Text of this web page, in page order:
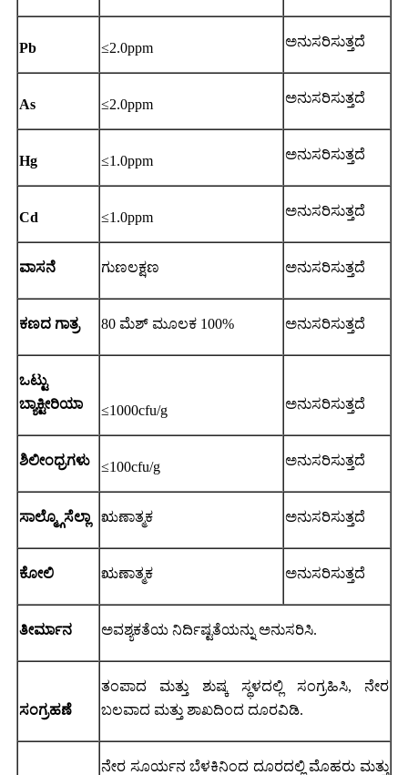
Pb ≤2.0ppm ಅನುಸರಿಸುತ್ತದೆ
As ≤2.0ppm ಅನುಸರಿಸುತ್ತದೆ
Hg ≤1.0ppm ಅನುಸರಿಸುತ್ತದೆ
Cd ≤1.0ppm ಅನುಸರಿಸುತ್ತದೆ
ವಾಸನೆ ಗುಣಲಕ್ಷಣ ಅನುಸರಿಸುತ್ತದೆ
ಕಣದ ಗಾತ್ರ 80 ಮೆಶ್ ಮೂಲಕ 100% ಅನುಸರಿಸುತ್ತದೆ
ಒಟ್ಟು
ಬ್ಯಾಕ್ಟೀರಿಯಾ
≤1000cfu/g ಅನುಸರಿಸುತ್ತದೆ
ಶಿಲೀಂಧ್ರಗಳು ≤100cfu/g ಅನುಸರಿಸುತ್ತದೆ
ಸಾಲ್ಮ್ಗೊಸೆಲ್ಲಾ ಋಣಾತ್ಮಕ ಅನುಸರಿಸುತ್ತದೆ
ಕೋಲಿ ಋಣಾತ್ಮಕ ಅನುಸರಿಸುತ್ತದೆ
ತೀರ್ಮಾನ ಅವಶ್ಯಕತೆಯ ನಿರ್ದಿಷ್ಟತೆಯನ್ನು ಅನುಸರಿಸಿ.
ಸಂಗ್ರಹಣೆ
ತಂಪಾದ ಮತ್ತು ಶುಷ್ಕ ಸ್ಥಳದಲ್ಲಿ ಸಂಗ್ರಹಿಸಿ, ನೇರ
ಬಲವಾದ ಮತ್ತು ಶಾಖದಿಂದ ದೂರವಿಡಿ.
ನೇರ ಸೂರ್ಯನ ಬೆಳಕಿನಿಂದ ದೂರದಲ್ಲಿ ಮೊಹರು ಮತ್ತು